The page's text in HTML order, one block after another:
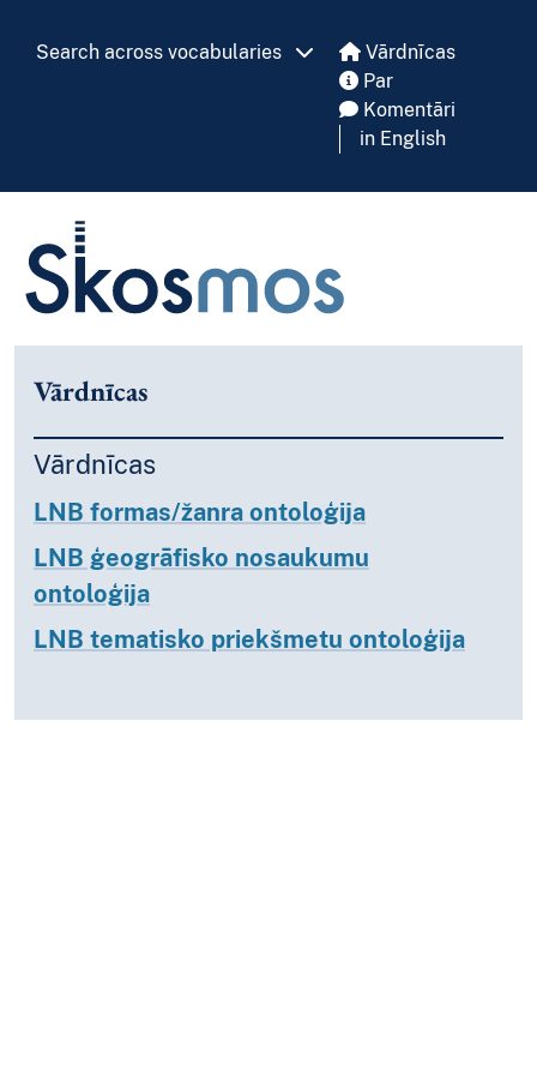
Search across vocabularies
Vārdnīcas
Par
Komentāri
in English
Skosmos
Vārdnīcas
Vārdnīcas
LNB formas/žanra ontoloģija
LNB ģeogrāfisko nosaukumu
ontoloģija
LNB tematisko priekšmetu ontoloģija